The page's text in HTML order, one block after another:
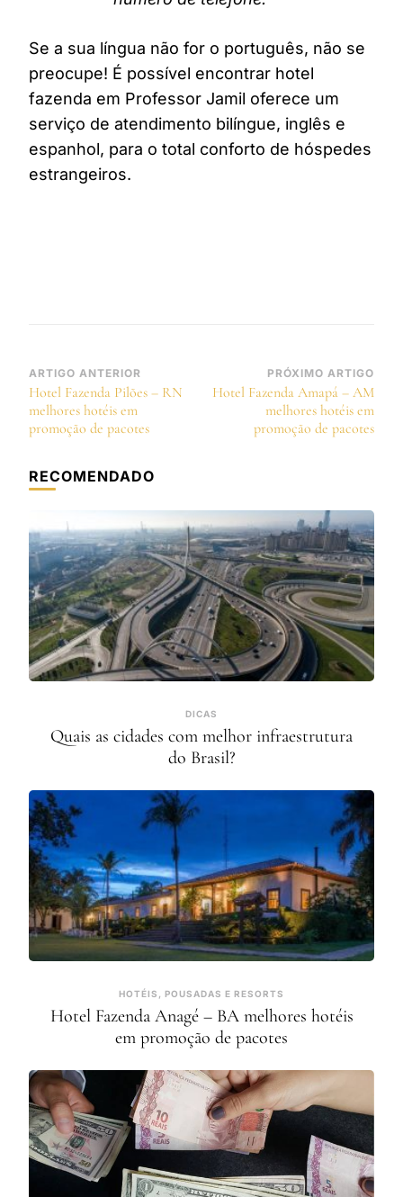
Se a sua língua não for o português, não se
preocupe! É possível encontrar hotel
fazenda em Professor Jamil oferece um
serviço de atendimento bilíngue, inglês e
espanhol, para o total conforto de hóspedes
estrangeiros.
Navegação
de
post
ARTIGO ANTERIOR
Hotel Fazenda Pilões – RN
melhores hotéis em
promoção de pacotes
PRÓXIMO ARTIGO
Hotel Fazenda Amapá – AM
melhores hotéis em
promoção de pacotes
RECOMENDADO
DICAS
Quais as cidades com melhor infraestrutura
do Brasil?
HOTÉIS, POUSADAS E RESORTS
Hotel Fazenda Anagé – BA melhores hotéis
em promoção de pacotes